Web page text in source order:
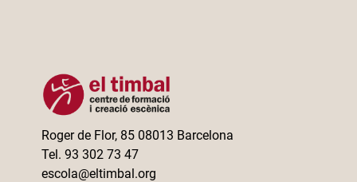
Roger de Flor, 85 08013 Barcelona
Tel. 93 302 73 47
escola@eltimbal.org